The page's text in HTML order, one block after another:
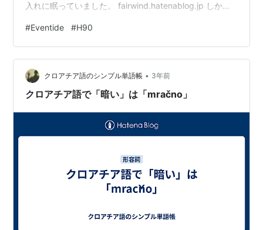
入れに眠っていました。 fairwind.hatenablog.jp しか
限定商品が出たことをキャッチ。 お金もないので、しば
らく悩んでいましたが・・・。 そうだ断捨離すれば良い
のだ！と気づき、多くのコンパクトエフェクターを売り
払い、こともあろうか、Eventide H90 Darkを…
#Eventide #H90
クロアチア語のシンプル単語帳 • 3年前
クロアチア語で「暗い」は「mračno」